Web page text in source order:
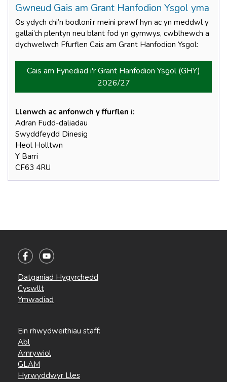
Gwneud Gais am Grant Hanfodion Ysgol yma
Os ydych chi’n bodloni’r meini prawf hyn ac yn meddwl y
gallai’ch plentyn neu blant fod yn gymwys, cwblhewch a
dychwelwch Ffurflen Cais am Grant Hanfodion Ysgol:
Cais am Fynediad i'r Grant Hanfodion Ysgol (GHY)
2026/27
Llenwch ac anfonwch y ffurflen i:
Adran Fudd-daliadau
Swyddfeydd Dinesig
Heol Holltwn
Y Barri
CF63 4RU
Datganiad Hygyrchedd
Cyswllt
Ymwadiad
Ein rhwydweithiau staff:
Abl
Amrywiol
GLAM
Hyrwyddwyr Lles